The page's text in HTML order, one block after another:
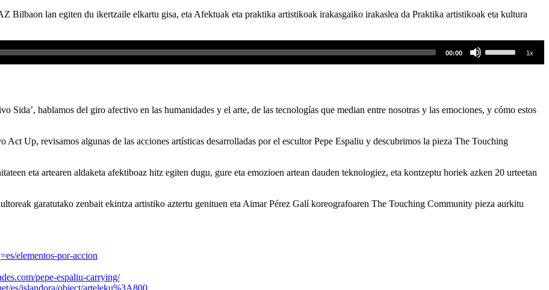
Bilbaon lan egiten du ikertzaile elkartu gisa, eta Afektuak eta praktika artistikoak irakasgaiko irakaslea da Praktika artistikoak eta kultura
00:00
Up/Down
Arrow
or
1x
Sida’, hablamos del giro afectivo en las humanidades y el arte, de las tecnologías que median entre nosotras y las emociones, y cómo estos
Up, revisamos algunas de las acciones artísticas desarrolladas por el escultor Pepe Espaliu y descubrimos la pieza The Touching
eta artearen aldaketa afektiboaz hitz egiten dugu, gure eta emozioen artean dauden teknologiez, eta kontzeptu horiek azken 20 urteetan
garatutako zenbait ekintza artistiko aztertu genituen eta Aimar Pérez Galí koreografoaren The Touching Community pieza aurkitu
elementos-por-accion
pepe-espaliu-carrying/
es/islandora/object/arteleku%3A800